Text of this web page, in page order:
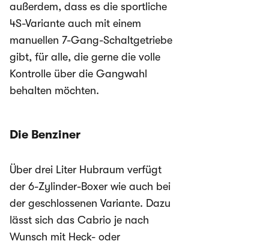
außerdem, dass es die sportliche
4S-Variante auch mit einem
manuellen 7-Gang-Schaltgetriebe
gibt, für alle, die gerne die volle
Kontrolle über die Gangwahl
behalten möchten.
Die Benziner
Über drei Liter Hubraum verfügt
der 6-Zylinder-Boxer wie auch bei
der geschlossenen Variante. Dazu
lässt sich das Cabrio je nach
Wunsch mit Heck- oder